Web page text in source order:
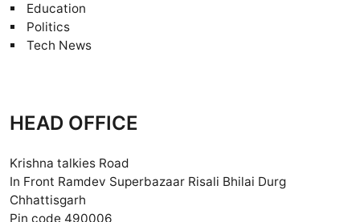
Education
Politics
Tech News
HEAD OFFICE
Krishna talkies Road
In Front Ramdev Superbazaar Risali Bhilai Durg
Chhattisgarh
Pin code 490006